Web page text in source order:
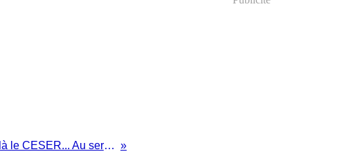
Coucou revoilà le CESER... Au service des port normands?